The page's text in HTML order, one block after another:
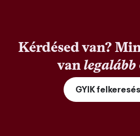
Kérdésed van?
vanlegalább
GYIK